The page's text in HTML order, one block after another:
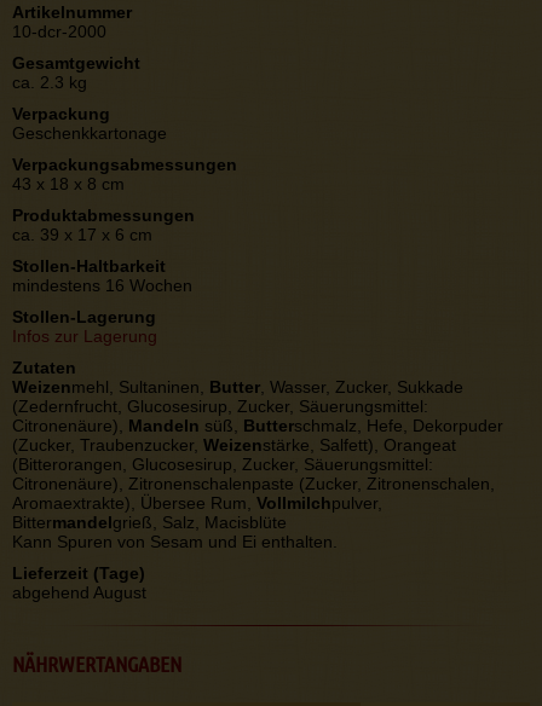
Artikelnummer
10-dcr-2000
Gesamtgewicht
ca. 2.3 kg
Verpackung
Geschenkkartonage
Verpackungsabmessungen
43 x 18 x 8 cm
Produktabmessungen
ca. 39 x 17 x 6 cm
Stollen-Haltbarkeit
mindestens 16 Wochen
Stollen-Lagerung
Infos zur Lagerung
Zutaten
Weizenmehl, Sultaninen, Butter , Wasser, Zucker, Sukkade
(Zedernfrucht, Glucosesirup, Zucker, Säuerungsmittel:
Citronenäure), Mandeln süß, Butterschmalz, Hefe, Dekorpuder
(Zucker, Traubenzucker, Weizenstärke, Salfett), Orangeat
(Bitterorangen, Glucosesirup, Zucker, Säuerungsmittel:
Citronenäure), Zitronenschalenpaste (Zucker, Zitronenschalen,
Aromaextrakte), Übersee Rum, Vollmilchpulver,
Bittermandelgrieß, Salz, Macisblüte
Kann Spuren von Sesam und Ei enthalten.
Lieferzeit (Tage)
abgehend August
NÄHRWERTANGABEN